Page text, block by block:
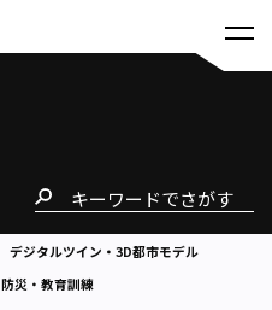
デジタルツイン・3D都市モデル
防災・教育訓練